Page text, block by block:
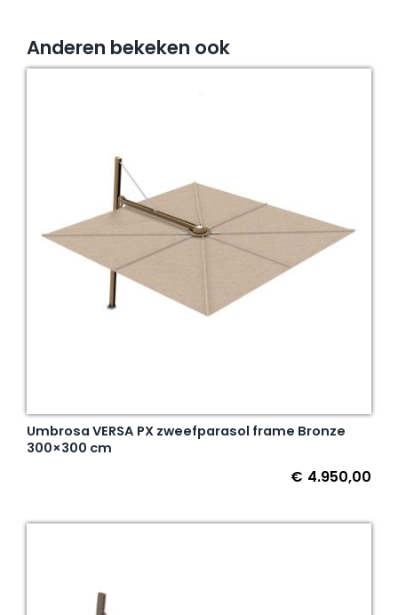
Anderen bekeken ook
Umbrosa VERSA PX zweefparasol frame Bronze
300×300 cm
€ 4.950,00